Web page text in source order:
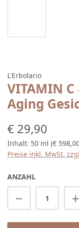
L'Erbolario
VITAMIN
Aging
Regulärer Preis:
€ 29,90
Inhalt: 50 ml (€
Preise inkl. MwSt.
ANZAHL
Produkt